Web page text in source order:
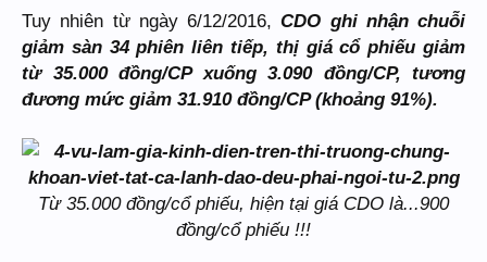
Tuy nhiên từ ngày 6/12/2016, CDO ghi nhận chuỗi
giảm sàn 34 phiên liên tiếp, thị giá cổ phiếu giảm
từ 35.000 đồng/CP xuống 3.090 đồng/CP, tương
đương mức giảm 31.910 đồng/CP (khoảng 91%).
Từ 35.000 đồng/cổ phiếu, hiện tại giá CDO là...900
đồng/cổ phiếu !!!